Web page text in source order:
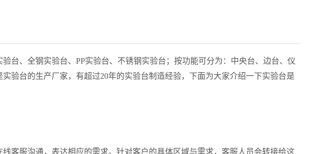
台、全钢实验台、PP实验台、不锈钢实验台；按功能可分为：中央台、边台、仪
实验台的生产厂家，有超过20年的实验台制造经验，下面为大家介绍一下实验台是
线客服沟通，表达相应的需求。针对客户的具体区域与需求，客服人员会转接给这